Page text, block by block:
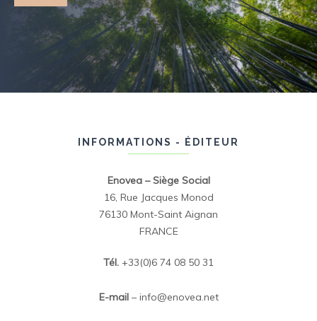
INFORMATIONS - ÉDITEUR
Enovea – Siège Social
16, Rue Jacques Monod
76130 Mont-Saint Aignan
FRANCE
Tél. +33(0)6 74 08 50 31
E-mail– info@enovea.net